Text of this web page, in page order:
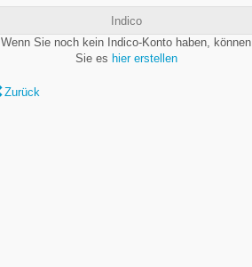
Indico
Wenn Sie noch kein Indico-Konto haben, können
Sie es hier erstellen
Zurück